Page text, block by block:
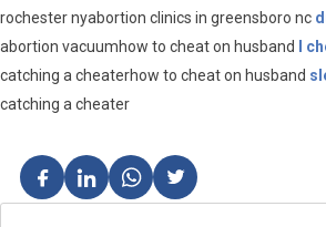
rochester nyabortion clinics in greensboro nc
abortion vacuumhow to cheat on husband
I
catching a cheaterhow to cheat on husband
catching a cheater